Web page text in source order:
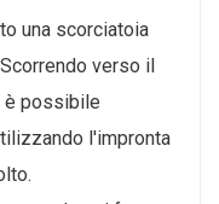
una scorciatoia
verso il
è possibile
l'impronta